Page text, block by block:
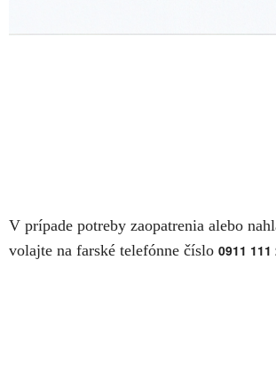
V prípade potreby zaopatrenia alebo
volajte na farské telefónne číslo 0911 111